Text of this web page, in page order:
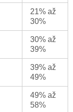
21% až
30%
30% až
39%
39% až
49%
49% až
58%